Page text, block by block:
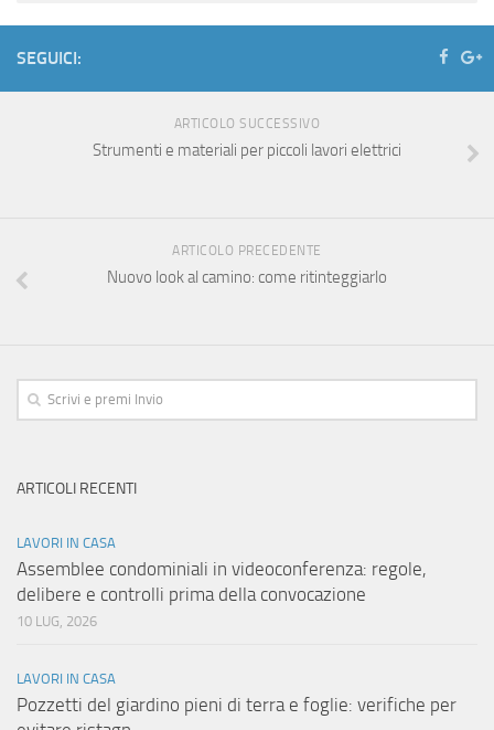
SEGUICI:
ARTICOLO SUCCESSIVO
Strumenti e materiali per piccoli lavori elettrici
ARTICOLO PRECEDENTE
Nuovo look al camino: come ritinteggiarlo
ARTICOLI RECENTI
LAVORI IN CASA
Assemblee condominiali in videoconferenza: regole,
delibere e controlli prima della convocazione
10 LUG, 2026
LAVORI IN CASA
Pozzetti del giardino pieni di terra e foglie: verifiche per